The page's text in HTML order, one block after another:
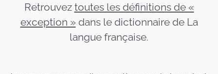
Retrouvez toutes les définitions de «
exception »dans le dictionnaire de La
langue française.